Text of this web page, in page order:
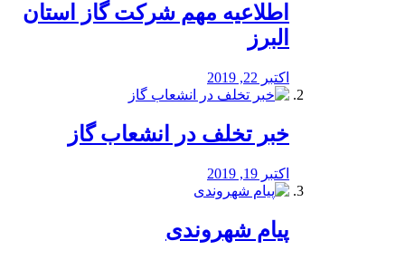
️اطلاعیه مهم شرکت گاز استان
البرز
اکتبر 22, 2019
خبر تخلف در انشعاب گاز
اکتبر 19, 2019
پیام شهروندی